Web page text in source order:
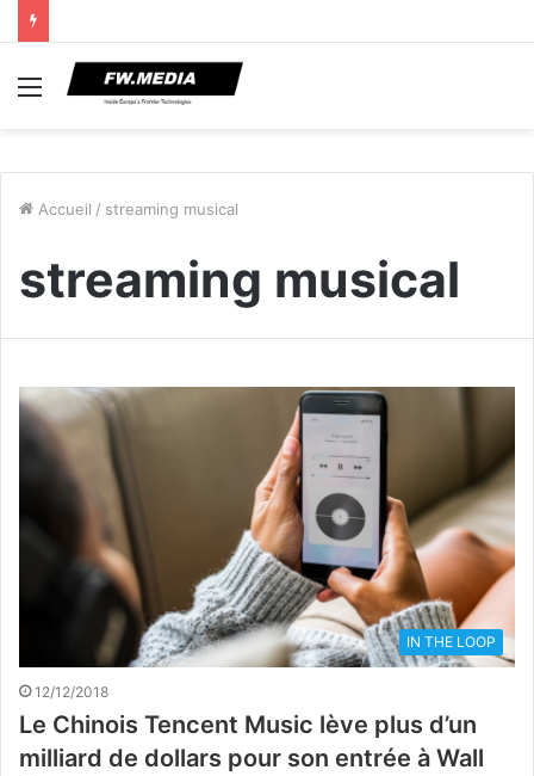
Menu
Accueil / streaming musical
streaming musical
IN THE LOOP
12/12/2018
Le Chinois Tencent Music lève plus d’un
milliard de dollars pour son entrée à Wall